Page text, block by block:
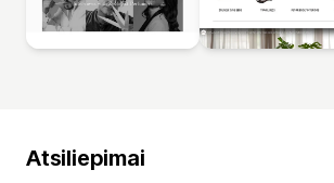
Atsiliepimai